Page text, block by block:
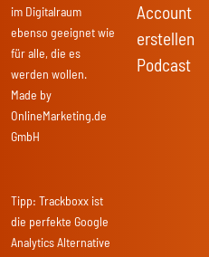
im Digitalraum
ebenso geeignet wie
für alle, die es
werden wollen.
Made by
OnlineMarketing.de
GmbH
Tipp: Trackboxx ist
die perfekte Google
Analytics Alternative
Account
erstellen
Podcast